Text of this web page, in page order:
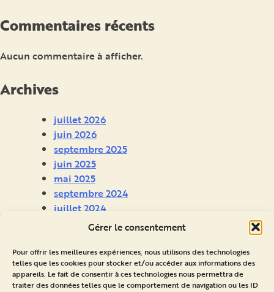
Gérer le consentement
Pour offrir les meilleures expériences, nous utilisons des technologies
telles que les cookies pour stocker et/ou accéder aux informations des
appareils. Le fait de consentir à ces technologies nous permettra de
traiter des données telles que le comportement de navigation ou les ID
Commentaires récents
Aucun commentaire à afficher.
Archives
juillet 2026
juin 2026
septembre 2025
juin 2025
mai 2025
septembre 2024
juillet 2024
juin 2024
Catégories